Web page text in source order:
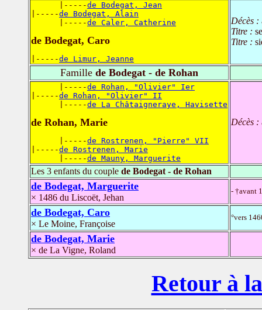
      |-----
de Bodegat, Jean
|-----de Bodegat, Alain
      |-----
de Caler, Catherine
de Bodegat, Caro
|-----de Limur, Jeanne
Décès :
Titre :
Titre :
Famille de Bodegat - de Rohan
      |-----
de Rohan, "Olivier" Ier
|-----de Rohan, "Olivier" II
      |-----
de La Châtaigneraye, Havisette
de Rohan, Marie
      |-----
de Rostrenen, "Pierre" VII
|-----de Rostrenen, Marie
      |-----
de Mauny, Marguerite
Décès :
Les 3 enfants du couple de Bodegat - de Rohan
de Bodegat, Marguerite
× 1486 du Liscoët, Jehan
- †avant
de Bodegat, Caro
× Le Moine, Françoise
°vers
de Bodegat, Marie
× de La Vigne, Roland
Retour à